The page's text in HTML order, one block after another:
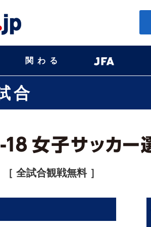
関わる
合
［ 全試合観戦無料 ］